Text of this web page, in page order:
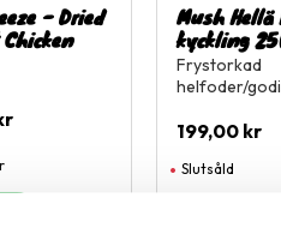
- Dried Mush Hellä
kyckling
Frystorkad
helfoder/
199,00kr
Slutsåld